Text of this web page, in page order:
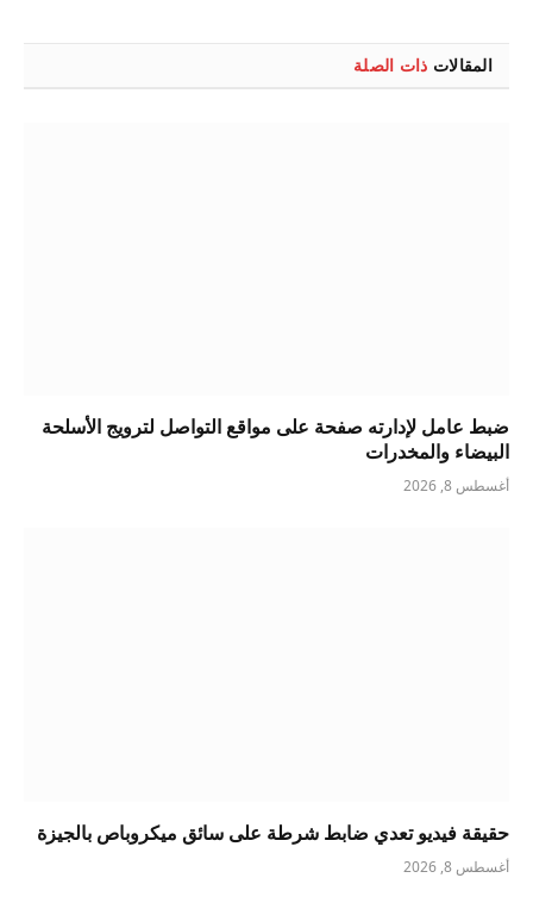
المقالات ذات الصلة
ضبط عامل لإدارته صفحة على مواقع التواصل لترويج الأسلحة
البيضاء والمخدرات
أغسطس 8, 2026
حقيقة فيديو تعدي ضابط شرطة على سائق ميكروباص بالجيزة
أغسطس 8, 2026